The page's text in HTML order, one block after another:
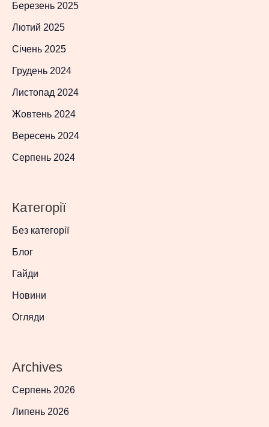
Березень 2025
Лютий 2025
Січень 2025
Грудень 2024
Листопад 2024
Жовтень 2024
Вересень 2024
Серпень 2024
Категорії
Без категорії
Блог
Гайди
Новини
Огляди
Archives
Серпень 2026
Липень 2026